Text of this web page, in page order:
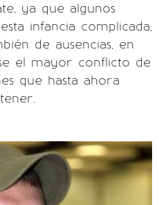
ya que algunos
infancia complicada,
de ausencias, en
el mayor conflicto de
que hasta ahora